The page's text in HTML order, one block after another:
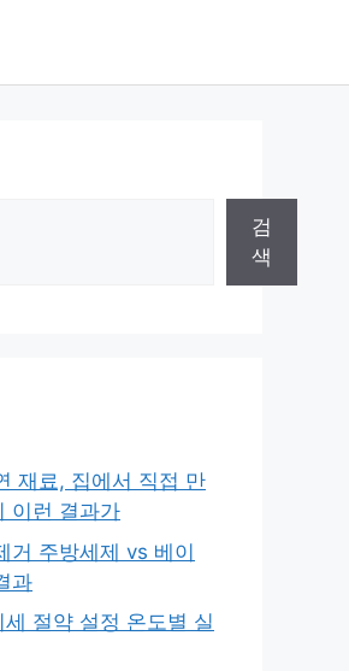
검
색
재료, 집에서 직접 만
이런 결과가
거 주방세제 vs 베이
과
절약 설정 온도별 실